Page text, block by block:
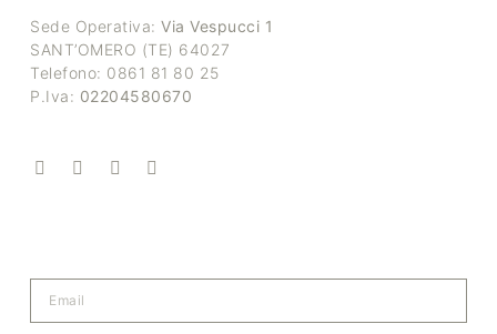
Sede Operativa: Via Vespucci 1
SANT’OMERO (TE) 64027
Telefono: 0861 81 80 25
P.Iva: 02204580670